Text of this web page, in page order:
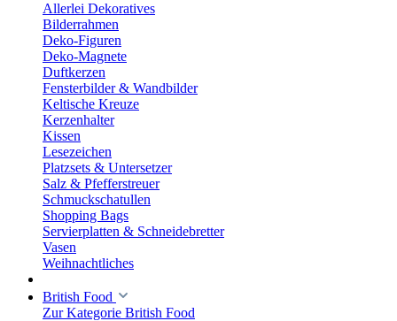
Allerlei Dekoratives
Bilderrahmen
Deko-Figuren
Deko-Magnete
Duftkerzen
Fensterbilder & Wandbilder
Keltische Kreuze
Kerzenhalter
Kissen
Lesezeichen
Platzsets & Untersetzer
Salz & Pfefferstreuer
Schmuckschatullen
Shopping Bags
Servierplatten & Schneidebretter
Vasen
Weihnachtliches
British Food
Zur Kategorie British Food